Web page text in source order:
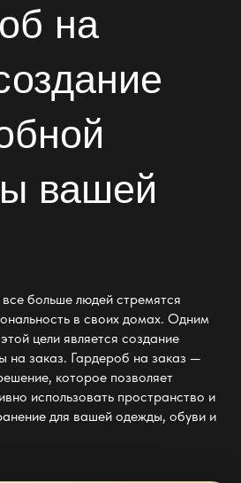
на
вашей
больше людей стремятся
в своих домах. Одним
цели является создание
на заказ. Гардероб на заказ —
которое позволяет
использовать пространство и
для вашей одежды, обуви и